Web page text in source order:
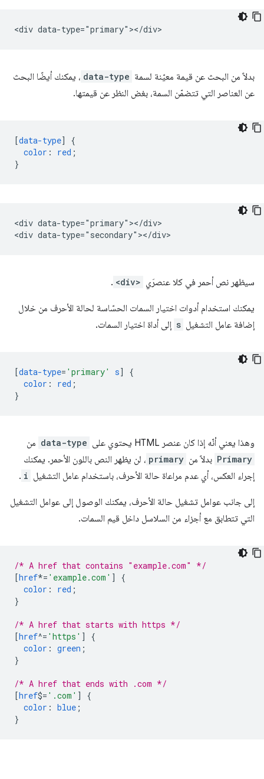
بدلاً من البحث عن قيمة معيّنة لسمة data-type ، يمكنك أيضًا البحث
عن العناصر التي تتضمّن السمة، بغض النظر عن قيمتها.
[data-type]
{
color : red ;
}
<div data-type="primary"></div>
سيظهر نص أحمر في كلا عنصرَي <div>
.
يمكنك استخدام أدوات اختيار السمات الحسّاسة لحالة الأحرف من خلال
إضافة عامل التشغيل s إلى أداة اختيار السمات.
[data-type= 'primary' s]
{
color : red ;
}
وهذا يعني أنّه إذا كان عنصر HTML يحتوي على data-type من
Primary بدلاً من primary ، لن يظهر النص باللون الأحمر. يمكنك
إجراء العكس، أي عدم مراعاة حالة الأحرف، باستخدام عامل التشغيل i
.
إلى جانب عوامل تشغيل حالة الأحرف، يمكنك الوصول إلى عوامل التشغيل
التي تتطابق مع أجزاء من السلاسل داخل قيم السمات.
/* A href that contains "example.com" */
[href*= 'example.com' ]
{
color : red ;
}
/* A href that starts with https */
[href^= 'https' ]
{
color : green ;
}
/* A href that ends with .com */
[href$= '.com' ]
{
color : blue ;
}